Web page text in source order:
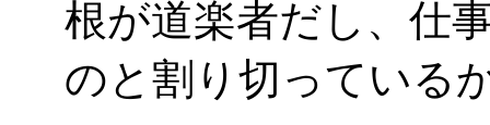
根が道楽者だし、仕
のと割り切っている